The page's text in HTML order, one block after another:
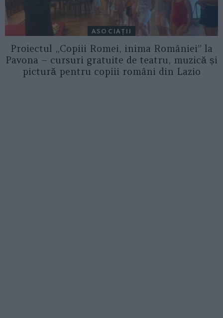
ASOCIAŢII
Proiectul „Copiii Romei, inima României” la
Pavona – cursuri gratuite de teatru, muzică și
pictură pentru copiii români din Lazio